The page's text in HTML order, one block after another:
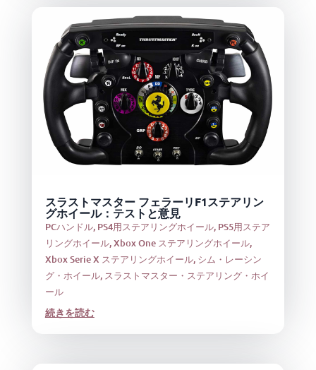
スラストマスター フェラーリF1ステアリン
グホイール：テストと意見
PCハンドル, PS4用ステアリングホイール, PS5用ステア
リングホイール,Xbox One ステアリングホイール,
Xbox Serie X ステアリングホイール, シム・レーシン
グ・ホイール, スラストマスター・ステアリング・ホイ
ール
続きを読む